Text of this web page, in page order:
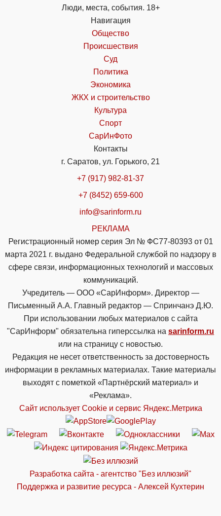
Люди, места, события. 18+
Навигация
Общество
Происшествия
Суд
Политика
Экономика
ЖКХ и строительство
Культура
Спорт
СарИнФото
Контакты
г. Саратов, ул. Горького, 21
+7 (917) 982-81-37
+7 (8452) 659-600
info@sarinform.ru
РЕКЛАМА
Регистрационный номер серия Эл № ФС77-80393 от 01
марта 2021 г. выдано Федеральной службой по надзору в
сфере связи, информационных технологий и массовых
коммуникаций.
Учредитель — ООО «СарИнформ». Директор —
Письменный А.А. Главный редактор — Спринчанэ Д.Ю.
При использовании любых материалов с сайта
"СарИнформ" обязательна гиперссылка на sarinform.ru
или на страницу с новостью.
Редакция не несет ответственность за достоверность
информации в рекламных материалах. Такие материалы
выходят с пометкой «Партнёрский материал» и
«Реклама».
Сайт использует Cookie и сервиc Яндекс.Метрика
Разработка сайта - агентство "Без иллюзий"
Поддержка и развитие ресурса - Алексей Кухтерин